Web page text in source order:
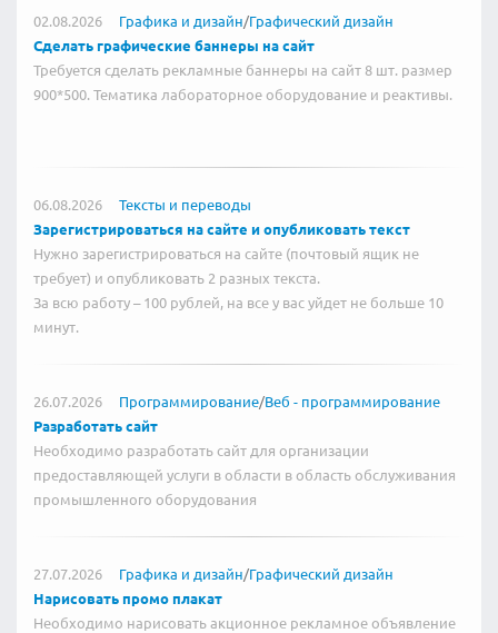
02.08.2026 Графика и дизайн/Графический дизайн
Сделать графические баннеры на сайт
Требуется сделать рекламные баннеры на сайт 8 шт. размер
900*500. Тематика лабораторное оборудование и реактивы.
06.08.2026
Тексты и переводы
Зарегистрироваться на сайте и опубликовать текст
Нужно зарегистрироваться на сайте (почтовый ящик не
требует) и опубликовать 2 разных текста.
За всю работу – 100 рублей, на все у вас уйдет не больше 10
минут.
26.07.2026 Программирование/Веб - программирование
Разработать сайт
Необходимо разработать сайт для организации
предоставляющей услуги в области в область обслуживания
промышленного оборудования
27.07.2026 Графика и дизайн/Графический дизайн
Нарисовать промо плакат
Необходимо нарисовать акционное рекламное объявление